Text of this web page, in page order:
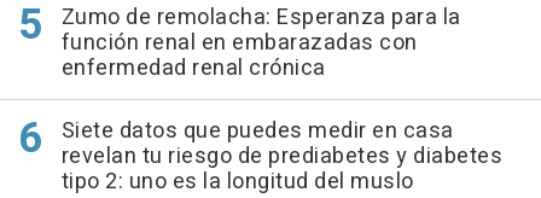
Zumo de remolacha: Esperanza para la
función renal en embarazadas con
enfermedad renal crónica
Siete datos que puedes medir en casa
revelan tu riesgo de prediabetes y diabetes
tipo 2: uno es la longitud del muslo